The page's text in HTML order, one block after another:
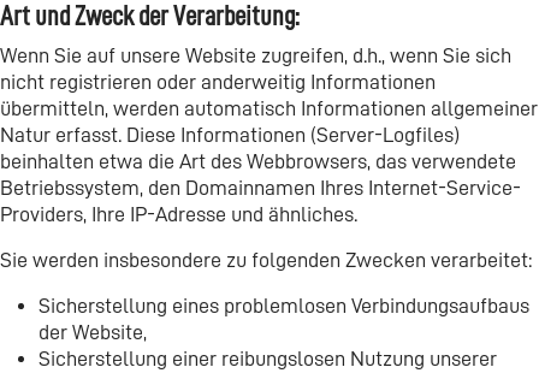
Art und Zweck der Verarbeitung:
Wenn Sie auf unsere Website zugreifen, d.h., wenn Sie sich
nicht registrieren oder anderweitig Informationen
übermitteln, werden automatisch Informationen allgemeiner
Natur erfasst. Diese Informationen (Server-Logfiles)
beinhalten etwa die Art des Webbrowsers, das verwendete
Betriebssystem, den Domainnamen Ihres Internet-Service-
Providers, Ihre IP-Adresse und ähnliches.
Sie werden insbesondere zu folgenden Zwecken verarbeitet:
Sicherstellung eines problemlosen Verbindungsaufbaus
der Website,
Sicherstellung einer reibungslosen Nutzung unserer